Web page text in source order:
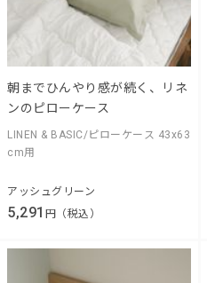
朝までひんやり感が続く、リネ
ンのピローケース
LINEN & BASIC/ピローケース 43x63
cm用
アッシュグリーン
5,291 円（税込）